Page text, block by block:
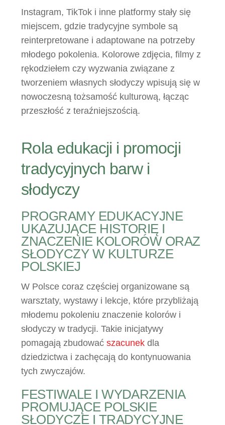
Instagram, TikTok i inne platformy stały się
miejscem, gdzie tradycyjne symbole są
reinterpretowane i adaptowane na potrzeby
młodego pokolenia. Kolorowe zdjęcia, filmy z
rękodziełem czy wyzwania związane z
tworzeniem własnych słodyczy wpisują się w
nowoczesną tożsamość kulturową, łącząc
przeszłość z teraźniejszością.
Rola edukacji i promocji
tradycyjnych barw i
słodyczy
PROGRAMY EDUKACYJNE
UKAZUJĄCE HISTORIĘ I
ZNACZENIE KOLORÓW ORAZ
SŁODYCZY W KULTURZE
POLSKIEJ
W Polsce coraz częściej organizowane są
warsztaty, wystawy i lekcje, które przybliżają
młodemu pokoleniu znaczenie kolorów i
słodyczy w tradycji. Takie inicjatywy
pomagają zbudowaćszacunek dla
dziedzictwa i zachęcają do kontynuowania
tych zwyczajów.
FESTIWALE I WYDARZENIA
PROMUJĄCE POLSKIE
SŁODYCZE I TRADYCYJNE